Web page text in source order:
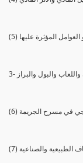
و العوامل المؤثرة عليها
واللعاب والبول والبراز
في مسرح الجريمة
الطبيعية والصناعية